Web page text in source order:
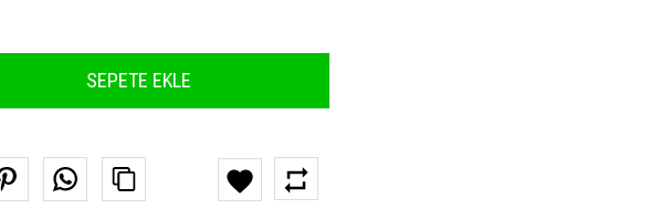
SEPETE EKLE